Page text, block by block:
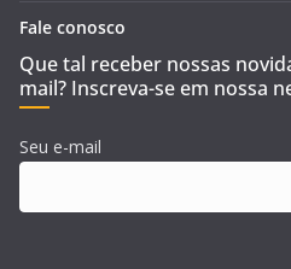
Fale conosco
Que tal receber nossas
mail? Inscreva-se em nossa
Seu e-mail